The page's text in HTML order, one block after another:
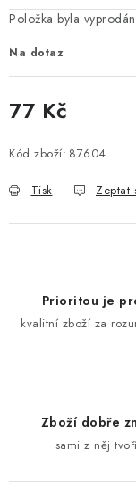
Položka byla
Na dotaz
77 Kč
Kód zboží: 87604
Tisk Zeptat
Prioritou je
kvalitní zboží za
Zboží dobře
sami z něj